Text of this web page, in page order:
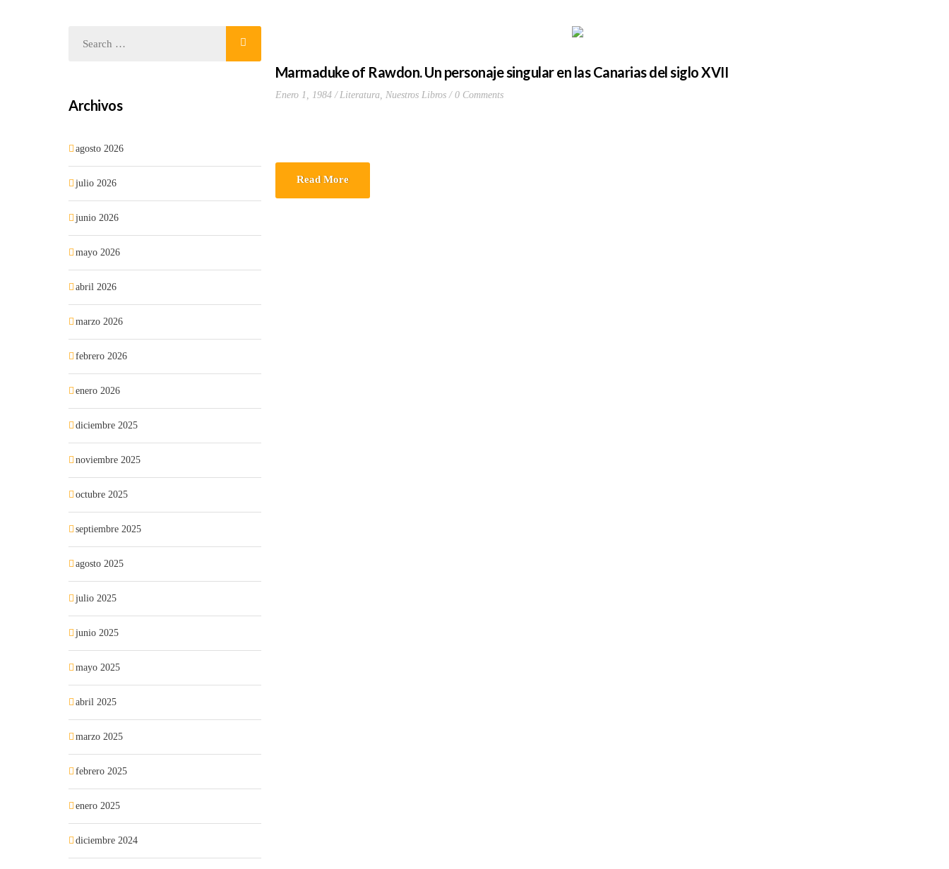
Marmaduke of Rawdon. Un personaje singular en las Canarias del siglo XVII
Enero 1, 1984 Literatura, Nuestros Libros 0 Comments
Read More
Archivos
agosto 2026
julio 2026
junio 2026
mayo 2026
abril 2026
marzo 2026
febrero 2026
enero 2026
diciembre 2025
noviembre 2025
octubre 2025
septiembre 2025
agosto 2025
julio 2025
junio 2025
mayo 2025
abril 2025
marzo 2025
febrero 2025
enero 2025
diciembre 2024